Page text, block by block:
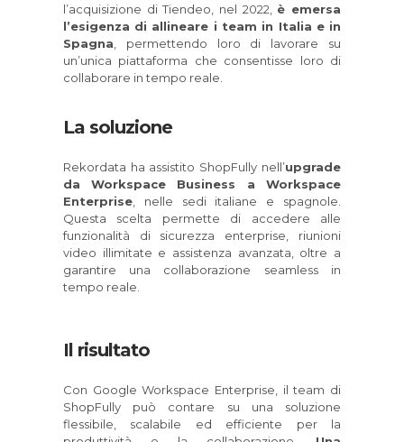
l’acquisizione di Tiendeo, nel 2022, è emersa
l’esigenza di allineare i team in Italia e in
Spagna , permettendo loro di lavorare su
un’unica piattaforma che consentisse loro di
collaborare in tempo reale.
La soluzione
Rekordata ha assistito ShopFully nell’upgrade
da Workspace Business a Workspace
Enterprise, nelle sedi italiane e spagnole.
Questa scelta permette di accedere alle
funzionalità di sicurezza enterprise, riunioni
video illimitate e assistenza avanzata, oltre a
garantire una collaborazione seamless in
tempo reale.
Il risultato
Con Google Workspace Enterprise, il team di
ShopFully può contare su una soluzione
flessibile, scalabile ed efficiente per la